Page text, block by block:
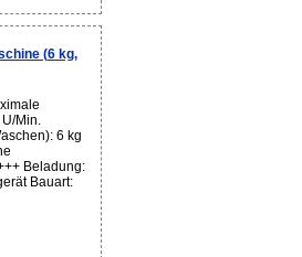
(6 kg,
Min.
6 kg
Beladung:
Bauart: